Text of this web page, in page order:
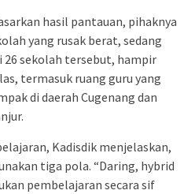
hasil pantauan, pihaknya
yang rusak berat, sedang
sekolah tersebut, hampir
termasuk ruang guru yang
di daerah Cugenang dan
Kadisdik menjelaskan,
tiga pola. “Daring, hybrid
pembelajaran secara sif